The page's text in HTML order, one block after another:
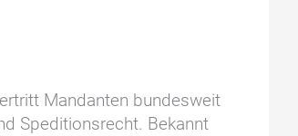
Mandanten bundesweit
Speditionsrecht. Bekannt